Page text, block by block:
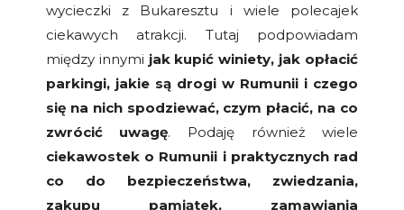
wycieczki z Bukaresztu i wiele polecajek
ciekawych atrakcji. Tutaj podpowiadam
między innymi jak kupić winiety, jak opłacić
parkingi, jakie są drogi w Rumunii i czego
się na nich spodziewać, czym płacić, na co
zwrócić uwagę. Podaję również wiele
ciekawostek o Rumunii i praktycznych rad
co do bezpieczeństwa, zwiedzania,
zakupu pamiątek, zamawiania